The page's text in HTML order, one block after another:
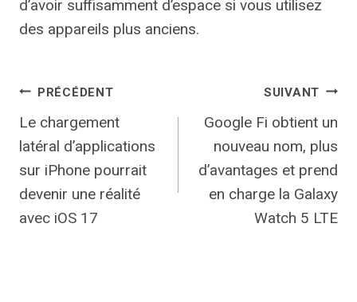
d’avoir suffisamment d’espace si vous utilisez
des appareils plus anciens.
Navigation
de
l’article
PRÉCÉDENT
Le chargement
latéral d’applications
sur iPhone pourrait
devenir une réalité
avec iOS 17
SUIVANT
Google Fi obtient un
nouveau nom, plus
d’avantages et prend
en charge la Galaxy
Watch 5 LTE